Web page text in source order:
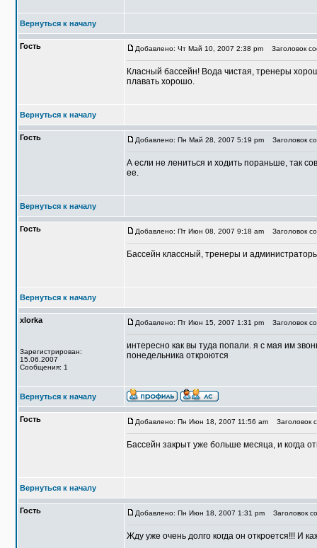
Вернуться к началу
Гость Добавлено: Чт Май 10, 2007 2:38 pm Заголовок
Класный бассейн! Вода чистая, тренеры
плавать хорошо.
Вернуться к началу
Гость Добавлено: Пн Май 28, 2007 5:19 pm Заголовок
А если не лениться и ходить пораньше, так
ее.
Вернуться к началу
Гость Добавлено: Пт Июн 08, 2007 9:18 am Заголовок
Бассейн классный, тренеры и
Вернуться к началу
xlorka
Зарегистрирован:
15.06.2007
Сообщения: 1
Добавлено: Пт Июн 15, 2007 1:31 pm Заголовок
интересно как вы туда попали. я с мая им
понедельника откроются
Вернуться к началу
Гость Добавлено: Пн Июн 18, 2007 11:56 am Заголовок
Бассейн закрыт уже больше месяца, и когда
Вернуться к началу
Гость Добавлено: Пн Июн 18, 2007 1:31 pm Заголовок
Жду уже очень долго когда он откроется!!! И